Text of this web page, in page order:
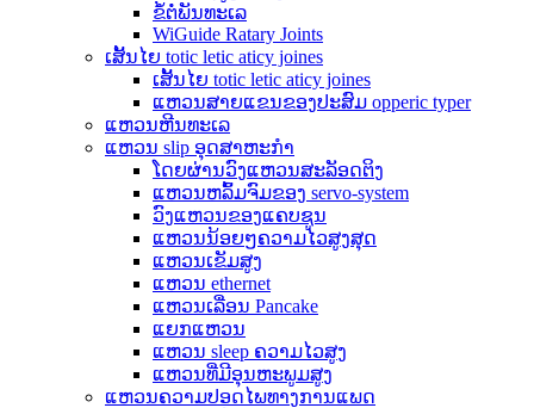
ຂໍ້ຕໍ່ພັນທະເລ
WiGuide Ratary Joints
ເສັ້ນໄຍ totic letic aticy joines
ເສັ້ນໄຍ totic letic aticy joines
ແຫວນສາຍແຂນຂອງປະສົມ opperic typer
ແຫວນຫີນທະເລ
ແຫວນ slip ອຸດສາຫະກໍາ
ໂດຍຜ່ານວົງແຫວນສະລັອດຕິງ
ແຫວນຫລົ້ມຈົມຂອງ servo-system
ວົງແຫວນຂອງແຄບຊູນ
ແຫວນນ້ອຍໆຄວາມໄວສູງສຸດ
ແຫວນເຂັມສູງ
ແຫວນ ethernet
ແຫວນເລື່ອນ Pancake
ແຍກແຫວນ
ແຫວນ sleep ຄວາມໄວສູງ
ແຫວນທີ່ມີອຸນຫະພູມສູງ
ແຫວນຄວາມປອດໄພທາງການແພດ